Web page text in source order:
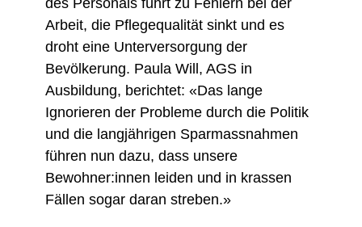
des Personals führt zu Fehlern bei der
Arbeit, die Pflegequalität sinkt und es
droht eine Unterversorgung der
Bevölkerung. Paula Will, AGS in
Ausbildung, berichtet: «Das lange
Ignorieren der Probleme durch die Politik
und die langjährigen Sparmassnahmen
führen nun dazu, dass unsere
Bewohner:innen leiden und in krassen
Fällen sogar daran streben.»